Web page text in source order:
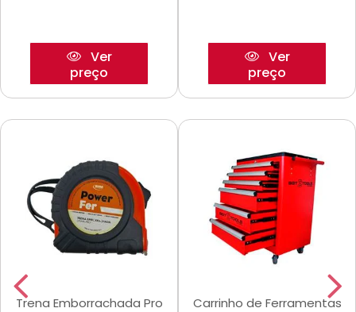
Ver
preço
Ver
preço
Trena Emborrachada Pro
Carrinho de Ferramentas